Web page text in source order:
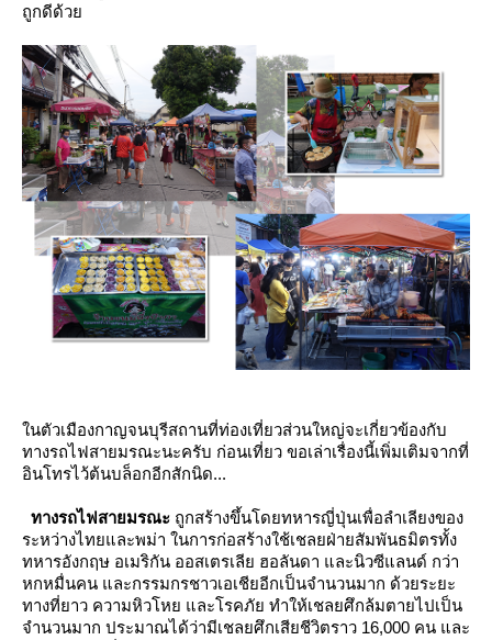
ถูกดีด้ว
นตัวเมืองกาญจนบุรีสถานที่ท่องเที่ยวส่วนใหญ่จะเกี่ยวข้องกับ
ทางรถไฟสายมรณะนะครับ ก่อนเที่ยว ขอเล่าเรื่องนี้เพิ่มเติมจากที่
อินโทรไว้ต้นบล็อกอีกสักนิด...
ทางรถไฟสายมรณะ ถูกสร้างขึ้นโดยทหารญี่ปุ่นเพื่อลำเลียงของ
ระหว่างไทยและพม่า ในการก่อสร้างใช้เชลยฝ่ายสัมพันธมิตรทั้ง
ทหารอังกฤษ อเมริกัน ออสเตรเลีย ฮอลันดา และนิวซีแลนด์ กว่า
หกหมื่นคน และกรรมกรชาวเอเชียอีกเป็นจำนวนมาก ด้วยระยะ
ทางที่ยาว ความหิวโหย และโรคภัย ทำให้เชลยศึกล้มตายไปเป็น
จำนวนมาก ประมาณได้ว่ามีเชลยศึกเสียชีวิตราว 16,000 คน และ